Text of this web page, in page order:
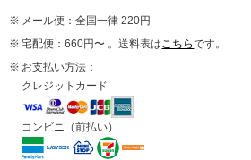
メール便：全国一律 220円
宅配便：660円〜 。送料表は こちらです。
お支払い方法：
クレジットカード
コンビニ（前払い）